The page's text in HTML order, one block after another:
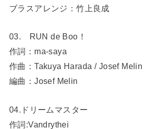
ブラスアレンジ：竹上良成
03. RUN de Boo！
作詞：ma-saya
作曲：Takuya Harada / Josef Melin
編曲：Josef Melin
04.ドリームマスター
作詞:Vandrythei